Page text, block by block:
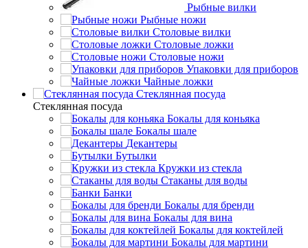
Рыбные вилки
Рыбные ножи
Столовые вилки
Столовые ложки
Столовые ножи
Упаковки для приборов
Чайные ложки
Стеклянная посуда
Стеклянная посуда
Бокалы для коньяка
Бокалы шале
Декантеры
Бутылки
Кружки из стекла
Стаканы для воды
Банки
Бокалы для бренди
Бокалы для вина
Бокалы для коктейлей
Бокалы для мартини